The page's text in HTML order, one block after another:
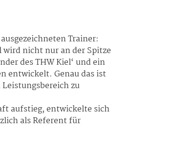
Trainer:
nicht nur an der Spitze
des THW Kiel‘ und ein
entwickelt. Genau das ist
zu
aufstieg, entwickelte sich
als Referent für